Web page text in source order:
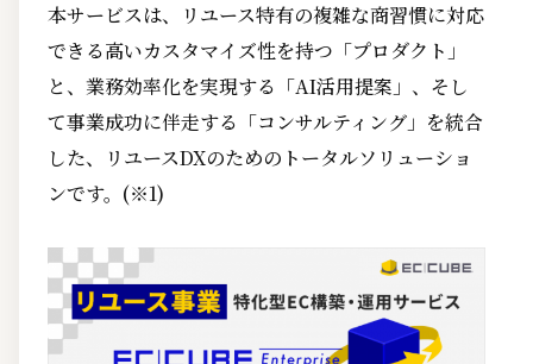
本サービスは、リユース特有の複雑な商習慣に対応
できる高いカスタマイズ性を持つ「プロダクト」
と、業務効率化を実現する「AI活用提案」、そし
て事業成功に伴走する「コンサルティング」を統合
した、リユースDXのためのトータルソリューショ
ンです。(※1)